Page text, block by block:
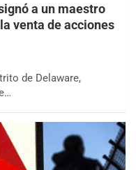
a un maestro
venta de acciones
de Delaware,